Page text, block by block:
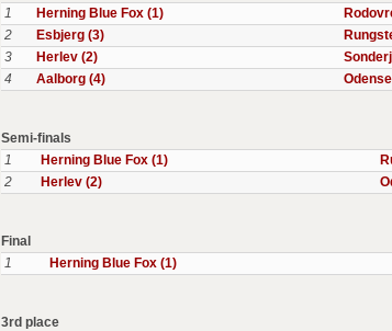
1
Herning Blue Fox (1)
2
Esbjerg (3)
3
Herlev (2)
4
Aalborg (4)
Semi-finals
1
Herning Blue Fox (1)
2
Herlev (2)
Final
1
Herning Blue Fox (1)
3rd place